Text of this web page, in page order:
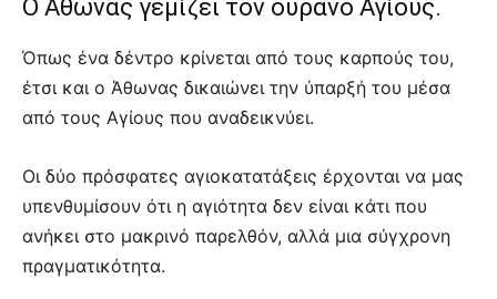
Ο Άθωνας γεμίζει τον ουρανό Αγίους.
Όπως ένα δέντρο κρίνεται από τους καρπούς του,
έτσι και ο Άθωνας δικαιώνει την ύπαρξή του μέσα
από τους Αγίους που αναδεικνύει.
Οι δύο πρόσφατες αγιοκατατάξεις έρχονται να μας
υπενθυμίσουν ότι η αγιότητα δεν είναι κάτι που
ανήκει στο μακρινό παρελθόν, αλλά μια σύγχρονη
πραγματικότητα.